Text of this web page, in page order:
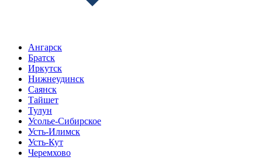
Ангарск
Братск
Иркутск
Нижнеудинск
Саянск
Тайшет
Тулун
Усолье-Сибирское
Усть-Илимск
Усть-Кут
Черемхово